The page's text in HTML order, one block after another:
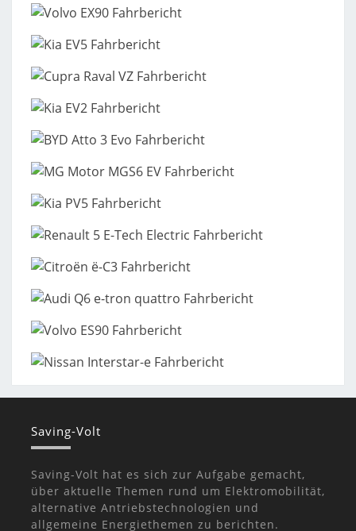
Saving-Volt
Saving-Volt hat es sich zur Aufgabe gemacht,
über aktuelle Themen rund um Elektromobilität,
alternative Antriebstechnologien und
allgemeine Energiethemen zu berichten.